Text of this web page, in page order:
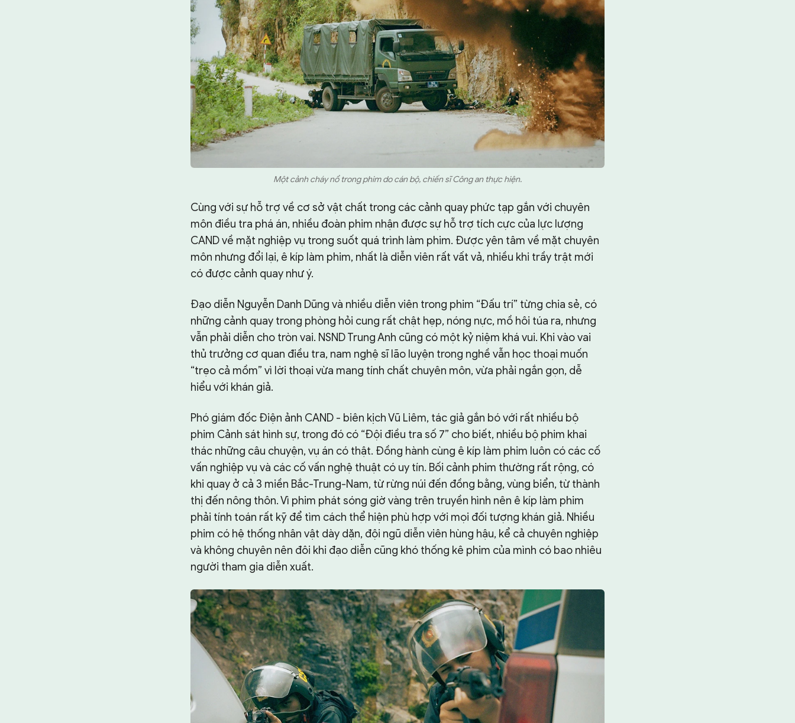
Một cảnh cháy nổ trong phim do cán bộ, chiến sĩ Công an thực hiện.
Cùng với sự hỗ trợ về cơ sở vật chất trong các cảnh quay phức tạp gắn với chuyên
môn điều tra phá án, nhiều đoàn phim nhận được sự hỗ trợ tích cực của lực lượng
CAND về mặt nghiệp vụ trong suốt quá trình làm phim. Được yên tâm về mặt chuyên
môn nhưng đổi lại, ê kíp làm phim, nhất là diễn viên rất vất vả, nhiều khi trầy trật mới
có được cảnh quay như ý.
Đạo diễn Nguyễn Danh Dũng và nhiều diễn viên trong phim “Đấu trí” từng chia sẻ, có
những cảnh quay trong phòng hỏi cung rất chật hẹp, nóng nực, mồ hôi túa ra, nhưng
vẫn phải diễn cho tròn vai. NSND Trung Anh cũng có một kỷ niệm khá vui. Khi vào vai
thủ trưởng cơ quan điều tra, nam nghệ sĩ lão luyện trong nghề vẫn học thoại muốn
“trẹo cả mồm” vì lời thoại vừa mang tính chất chuyên môn, vừa phải ngắn gọn, dễ
hiểu với khán giả.
Phó giám đốc Điện ảnh CAND - biên kịch Vũ Liêm, tác giả gắn bó với rất nhiều bộ
phim Cảnh sát hình sự, trong đó có “Đội điều tra số 7” cho biết, nhiều bộ phim khai
thác những câu chuyện, vụ án có thật. Đồng hành cùng ê kíp làm phim luôn có các cố
vấn nghiệp vụ và các cố vấn nghệ thuật có uy tín. Bối cảnh phim thường rất rộng, có
khi quay ở cả 3 miền Bắc-Trung-Nam, từ rừng núi đến đồng bằng, vùng biển, từ thành
thị đến nông thôn. Vì phim phát sóng giờ vàng trên truyền hình nên ê kíp làm phim
phải tính toán rất kỹ để tìm cách thể hiện phù hợp với mọi đối tượng khán giả. Nhiều
phim có hệ thống nhân vật dày dặn, đội ngũ diễn viên hùng hậu, kể cả chuyên nghiệp
và không chuyên nên đôi khi đạo diễn cũng khó thống kê phim của mình có bao nhiêu
người tham gia diễn xuất.